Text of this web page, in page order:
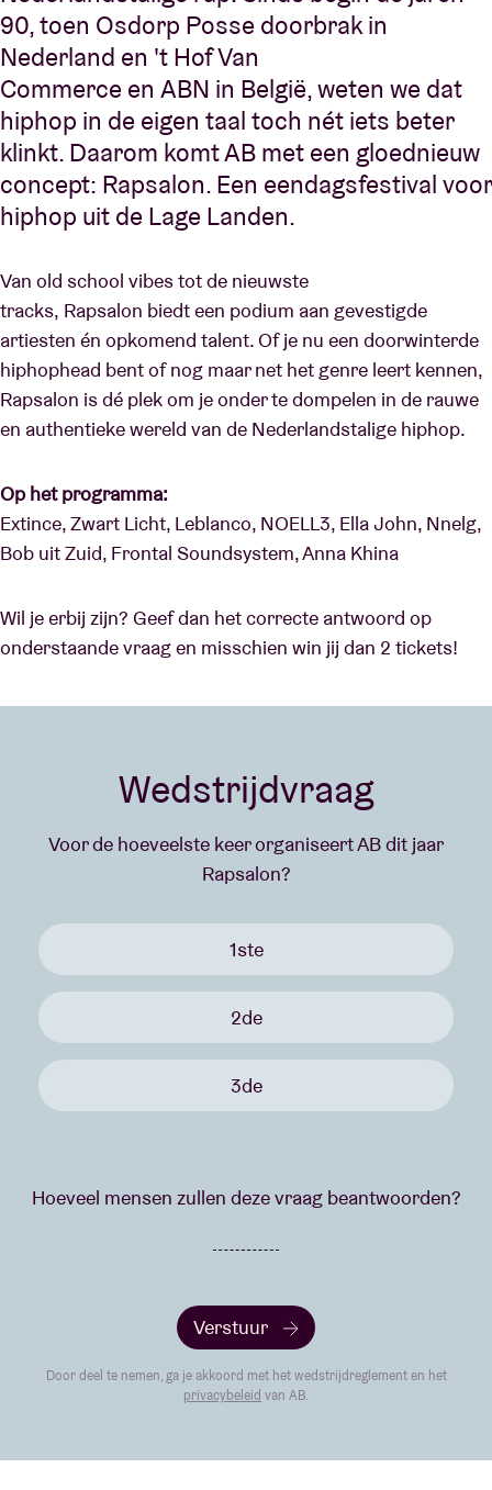
90, toen Osdorp Posse doorbrak in
Nederland en 't Hof Van
Commerce en ABN in België, weten we dat
hiphop in de eigen taal toch nét iets beter
klinkt. Daarom komt AB met een gloednieuw
concept: Rapsalon. Een eendagsfestival voor
hiphop uit de Lage Landen.
Van old school vibes tot de nieuwste
tracks, Rapsalon biedt een podium aan gevestigde
artiesten én opkomend talent. Of je nu een doorwinterde
hiphophead bent of nog maar net het genre leert kennen,
Rapsalon is dé plek om je onder te dompelen in de rauwe
en authentieke wereld van de Nederlandstalige hiphop.
Op het programma:
Extince, Zwart Licht, Leblanco, NOELL3, Ella John, Nnelg,
Bob uit Zuid, Frontal Soundsystem, Anna Khina
Wil je erbij zijn? Geef dan het correcte antwoord op
onderstaande vraag en misschien win jij dan 2 tickets!
Wedstrijdvraag
Voor de hoeveelste keer organiseert AB dit jaar
Rapsalon?
1ste
2de
3de
Hoeveel mensen zullen deze vraag beantwoorden?
Verstuur
Door deel te nemen, ga je akkoord met het wedstrijdreglement en het
privacybeleid van AB.